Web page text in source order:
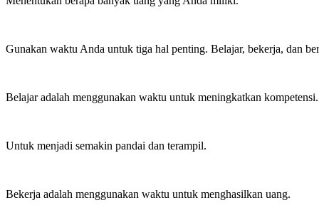
Gunakan waktu Anda untuk tiga hal penting. Belajar, bekerja, dan
Belajar adalah menggunakan waktu untuk meningkatkan kompetensi.
Untuk menjadi semakin pandai dan terampil.
Bekerja adalah menggunakan waktu untuk menghasilkan uang.